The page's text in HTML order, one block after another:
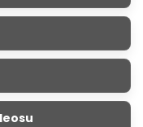
Yükseklik Derinlik
131cm 42cm
35 cm